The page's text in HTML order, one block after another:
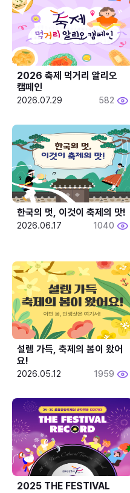
2026 축제 먹거리 알리오
캠페인
2026.07.29 582
한국의 멋, 이것이 축제의 맛!
2026.06.17 1040
설렘 가득, 축제의 봄이 왔어
요!
2026.05.12 1959
2025 THE FESTIVAL